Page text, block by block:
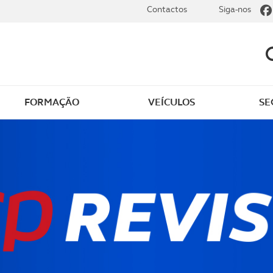
FORMAÇÃO VEÍCULOS
Contactos Siga-nos